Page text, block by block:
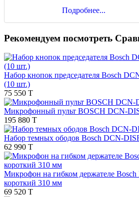
Подробнее...
Рекомендуем посмотреть
Набор кнопок председателя Bosch
(10 шт.)
75 550 T
Микрофонный пульт BOSCH DCN-
195 880 T
Набор темных ободов Bosch DCN-
62 990 T
Микрофон на гибком держателе
короткий 310 мм
69 520 T